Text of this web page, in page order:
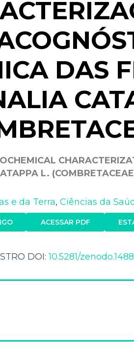
DAS
L.
e da Terra, Ciências da
ACESSAR PDF
DOI:10.5281/